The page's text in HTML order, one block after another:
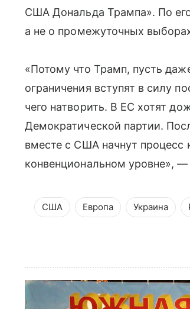
США Дональда Трампа». По
а не о промежуточных
«Потому что Трамп, пусть
ограничения вступят в силу
чего натворить. В ЕС хотят
Демократической партии.
вместе с США начнут процесс
конвенциональном уровне»,
США Европа Украина